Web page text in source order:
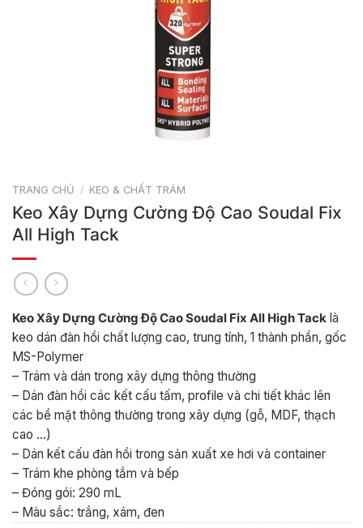
TRANG CHỦ / KEO & CHẤT TRÁM
Keo Xây Dựng Cường Độ Cao Soudal Fix
All High Tack
Keo Xây Dựng Cường Độ Cao Soudal Fix All High Tack là
keo dán đàn hồi chất lượng cao, trung tính, 1 thành phần, gốc
MS-Polymer
– Trám và dán trong xây dựng thông thường
– Dán đàn hồi các kết cấu tấm, profile và chi tiết khác lên
các bề mặt thông thường trong xây dựng (gỗ, MDF, thạch
cao …)
– Dán kết cấu đàn hồi trong sản xuất xe hơi và container
– Trám khe phòng tắm và bếp
– Đóng gói: 290 mL
– Màu sắc: trắng, xám, đen